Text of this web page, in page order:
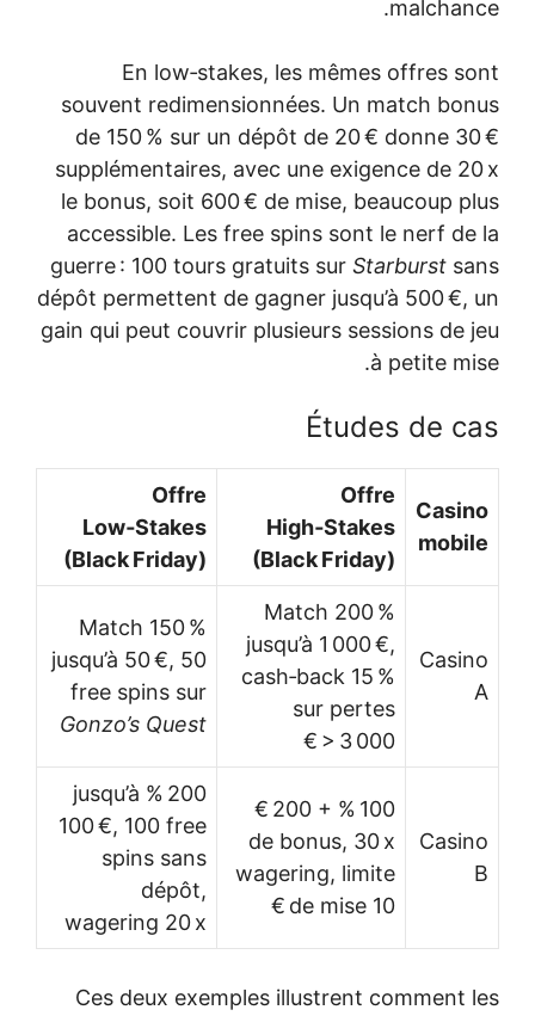
malchance.
En low‑stakes, les mêmes offres sont
souvent redimensionnées. Un match bonus
de 150 % sur un dépôt de 20 € donne 30 €
supplémentaires, avec une exigence de 20 x
le bonus, soit 600 € de mise, beaucoup plus
accessible. Les free spins sont le nerf de la
guerre : 100 tours gratuits sur Starburst sans
dépôt permettent de gagner jusqu’à 500 €, un
gain qui peut couvrir plusieurs sessions de jeu
à petite mise.
Études de cas
Casino
mobile
Offre
High‑Stakes
(Black Friday)
Offre
Low‑Stakes
(Black Friday)
Casino
A
Match 200 %
jusqu’à 1 000 €,
cash‑back 15 %
sur pertes
> 3 000 €
Match 150 %
jusqu’à 50 €, 50
free spins sur
Gonzo’s Quest
Casino
B
100 % + 200 €
de bonus, 30 x
wagering, limite
de mise 10 €
200 % jusqu’à
100 €, 100 free
spins sans
dépôt,
wagering 20 x
Ces deux exemples illustrent comment les